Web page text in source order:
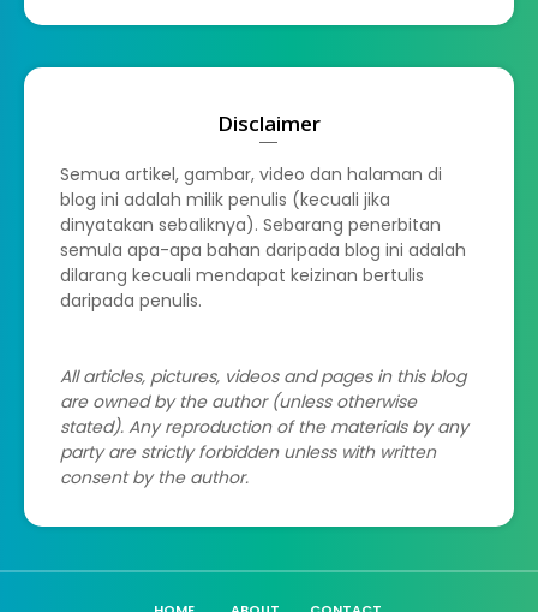
Disclaimer
Semua artikel, gambar, video dan halaman di
blog ini adalah milik penulis (kecuali jika
dinyatakan sebaliknya). Sebarang penerbitan
semula apa-apa bahan daripada blog ini adalah
dilarang kecuali mendapat keizinan bertulis
daripada penulis.
All articles, pictures, videos and pages in this blog
are owned by the author (unless otherwise
stated). Any reproduction of the materials by any
party are strictly forbidden unless with written
consent by the author.